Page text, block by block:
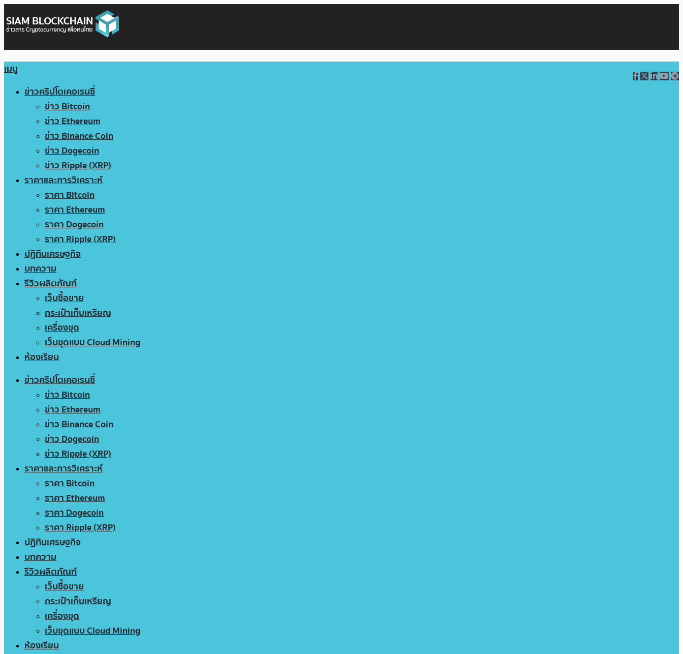
เมนู
ข่าวคริปโตเคอเรนซี่
ข่าว Bitcoin
ข่าว Ethereum
ข่าว Binance Coin
ข่าว Dogecoin
ข่าว Ripple (XRP)
ราคาและการวิเคราะห์
ราคา Bitcoin
ราคา Ethereum
ราคา Dogecoin
ราคา Ripple (XRP)
ปฏิทินเศรษฐกิจ
บทความ
รีวิวผลิตภัณฑ์
เว็บซื้อขาย
กระเป๋าเก็บเหรียญ
เครื่องขุด
เว็บขุดแบบ Cloud Mining
ห้องเรียน
ข่าวคริปโตเคอเรนซี่
ข่าว Bitcoin
ข่าว Ethereum
ข่าว Binance Coin
ข่าว Dogecoin
ข่าว Ripple (XRP)
ราคาและการวิเคราะห์
ราคา Bitcoin
ราคา Ethereum
ราคา Dogecoin
ราคา Ripple (XRP)
ปฏิทินเศรษฐกิจ
บทความ
รีวิวผลิตภัณฑ์
เว็บซื้อขาย
กระเป๋าเก็บเหรียญ
เครื่องขุด
เว็บขุดแบบ Cloud Mining
ห้องเรียน